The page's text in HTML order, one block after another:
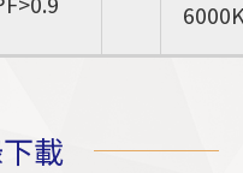
載